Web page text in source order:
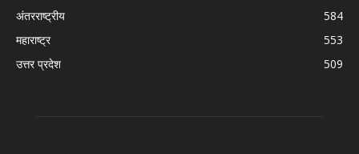
अंतरराष्ट्रीय
584
महाराष्ट्र
553
उत्तर प्रदेश
509